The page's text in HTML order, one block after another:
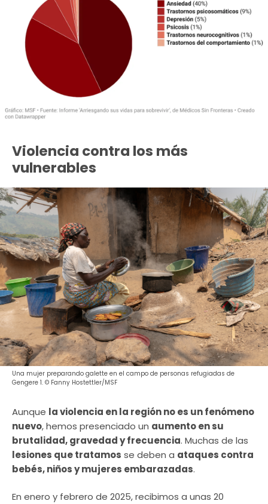
Violencia contra los más
vulnerables
Una mujer preparando galette en el campo de personas refugiadas de
Gengere 1. © Fanny Hostettler/MSF
Aunque la violencia en la región no es un fenómeno
nuevo, hemos presenciado un aumento en su
brutalidad, gravedad y frecuencia. Muchas de las
lesiones que tratamos se deben a ataques contra
bebés, niños y mujeres embarazadas.
En enero y febrero de 2025, recibimos a unas 20